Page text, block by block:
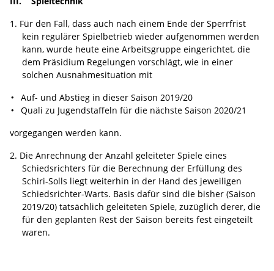
Für den Fall, dass auch nach einem Ende der Sperrfrist
kein regulärer Spielbetrieb wieder aufgenommen werden
kann, wurde heute eine Arbeitsgruppe eingerichtet, die
dem Präsidium Regelungen vorschlägt, wie in einer
solchen Ausnahmesituation mit
Auf- und Abstieg in dieser Saison 2019/20
Quali zu Jugendstaffeln für die nächste Saison 2020/21
vorgegangen werden kann.
Die Anrechnung der Anzahl geleiteter Spiele eines
Schiedsrichters für die Berechnung der Erfüllung des
Schiri-Solls liegt weiterhin in der Hand des jeweiligen
Schiedsrichter-Warts. Basis dafür sind die bisher (Saison
2019/20) tatsächlich geleiteten Spiele, zuzüglich derer, die
für den geplanten Rest der Saison bereits fest eingeteilt
waren.